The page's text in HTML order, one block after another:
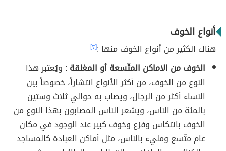
أنواع الخوف
هناك الكثير من أنواع الخوف منها :[٣]
الخوف من الاماكن المتّسعة أو المغلقة : ويُعتبر هذا
النوع من الخوف، من أكثر الأنواع انتشاراً، خصوصاً بين
النساء أكثر من الرجال، ويصاب به حوالي ثلاث وستين
بالمئة من الناس، ويشعر الناس المصابون بهذا النوع من
الخوف بانتكاس وفزع وخوف كبير عند الوجود في مكان
عام متّسع ومليء بالناس، مثل أماكن العبادة كالمساجد